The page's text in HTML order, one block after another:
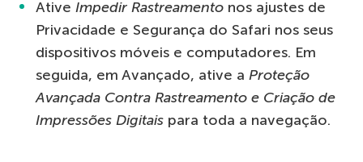
Ative Impedir Rastreamento nos ajustes de
Privacidade e Segurança do Safari nos seus
dispositivos móveis e computadores. Em
seguida, em Avançado, ative a Proteção
Avançada Contra Rastreamento e Criação de
Impressões Digitais para toda a navegação.